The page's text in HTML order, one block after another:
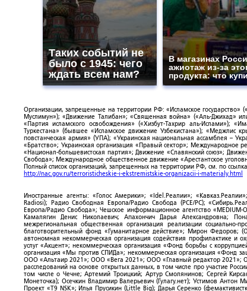
Таких событий не
было с 1945: чего
ждать всем нам?
В магазинах
ажиотаж из-за
продукта: что
Организации, запрещенные на территории РФ: «Исламское
Муслимун»); «Движение Талибан»; «Священная война» («Аль-Джихад»
«Партия исламского освобождения» («Хизбут-Тахрир аль-Ислами»);
Туркестана» (бывшее «Исламское движение Узбекистана»); «Меджлис
повстанческая армия» (УПА); «Украинская национальная ассамблея –
«Братство»; Украинская организация «Правый сектор»;
«Национал-большевистская партия»; Движение «Славянский союз»;
Свобода»; Международное общественное движение «Арестантское
Полный список организаций, запрещенных на территории РФ, см. по
http://nac.gov.ru/terroristicheskie-i-ekstremistskie-organizacii-i-materialy.html
Иностранные агенты: «Голос Америки»; «Idel.Реалии»;
Radiosi); Радио Свободная Европа/Радио Свобода (PCE/PC);
Европа/Радио Свобода»; Чешское информационное агентство
Камалягин Денис Николаевич; Апахончич Дарья Александровна;
межрегиональная общественная организация реализации социально-
благотворительный фонд «Гуманитарное действие»; Мирон Федоров;
автономная некоммерческая организация содействия профилактике и
услуг «Акцент»; некоммерческая организация «Фонд борьбы с
организация «Мы против СПИДа»; некоммерческая организация «Фонд
ООО «Альтаир 2021»; ООО «Вега 2021»; ООО «Главный редактор 2021»;
расследований на основе открытых данных, в том числе про участие
том числе о Чечне; Артемий Троицкий; Артур Смолянинов; Сергей
Монеточка); Осечкин Владимир Валерьевич (Гулагу.нет); Устимов
Проект «T9 NSK»; Илья Прусикин (Little Big); Дарья Серенко